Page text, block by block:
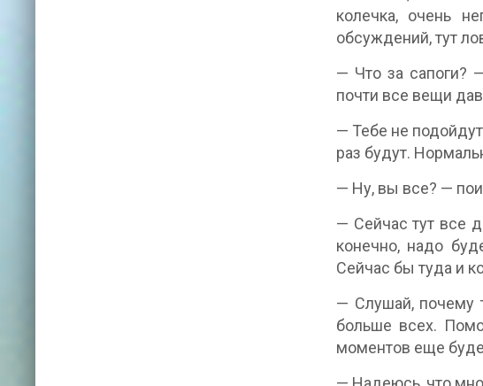
колечка, очень
обсуждений, тут
— Что за сапоги?
почти все вещи
— Тебе не
раз будут.
— Ну, вы все? —
— Сейчас тут все
конечно, надо
Сейчас бы туда и
— Слушай, почему
больше всех.
моментов еще